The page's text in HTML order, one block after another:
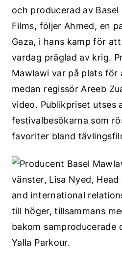
och producerad av
Films, följer Ahmed, en
Gaza, i hans kamp för
vardag präglad av krig.
Mawlawi var på plats
medan regissör Areeb
video. Publikpriset utses
festivalbesökarna som
favoriter bland